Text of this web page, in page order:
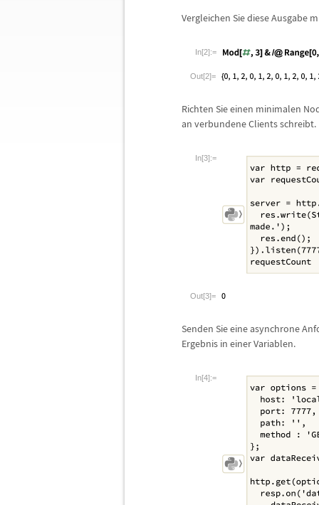
Vergleichen Sie diese Ausgabe
In[2]:=
Out[2]=
Richten Sie einen minimalen
an verbundene Clients schreibt.
In[3]:=
Out[3]=
Senden Sie eine asynchrone
Ergebnis in einer Variablen.
In[4]:=